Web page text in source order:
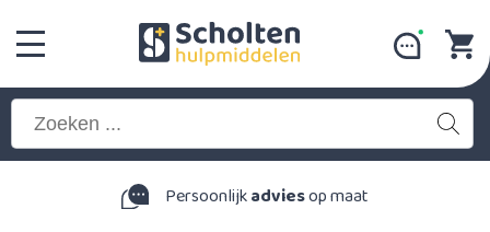
Persoonlijkadviesop maat